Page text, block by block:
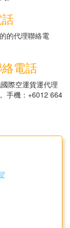
的代理聯絡電
電話
際空運貨運代理
手機：+6012 664